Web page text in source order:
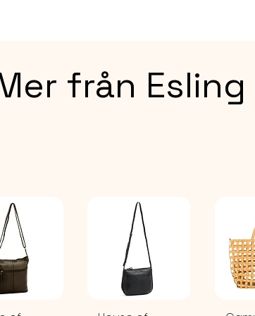
från Esling